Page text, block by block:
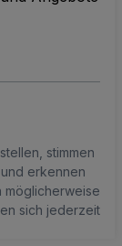
stimmen
erkennen
möglicherweise
sich jederzeit